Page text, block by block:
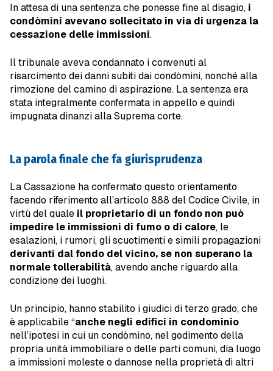
In attesa di una sentenza che ponesse fine al disagio, i
condòmini avevano sollecitato in via di urgenza la
cessazione delle immissioni.
Il tribunale aveva condannato i convenuti al
risarcimento dei danni subiti dai condòmini, nonché alla
rimozione del camino di aspirazione. La sentenza era
stata integralmente confermata in appello e quindi
impugnata dinanzi alla Suprema corte.
La parola finale che fa giurisprudenza
La Cassazione ha confermato questo orientamento
facendo riferimento all’articolo 888 del Codice Civile, in
virtù del quale il proprietario di un fondo non può
impedire le immissioni di fumo o di calore, le
esalazioni, i rumori, gli scuotimenti e simili propagazioni
derivanti dal fondo del vicino, se non superano la
normale tollerabilità, avendo anche riguardo alla
condizione dei luoghi.
Un principio, hanno stabilito i giudici di terzo grado, che
è applicabile “anche negli edifici in condominio
nell’ipotesi in cui un condòmino, nel godimento della
propria unità immobiliare o delle parti comuni, dia luogo
a immissioni moleste o dannose nella proprietà di altri